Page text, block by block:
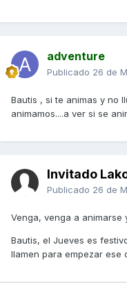
adventure
Publicado 26 de
Bautis , si te animas y no
animamos....a ver si se
Invitado
Publicado 26 de
Venga, venga a animarse
Bautis, el Jueves es
llamen para empezar ese